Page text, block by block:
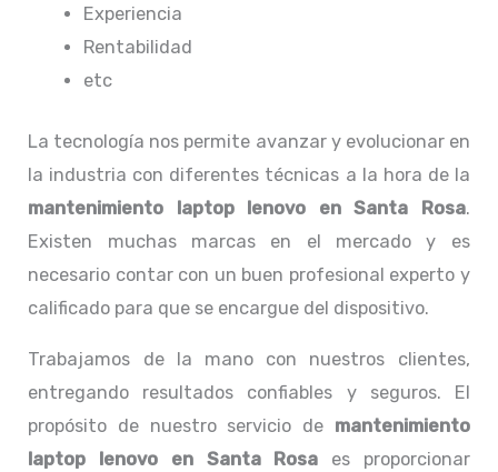
Experiencia
Rentabilidad
etc
La tecnología nos permite avanzar y evolucionar en
la industria con diferentes técnicas a la hora de la
mantenimiento laptop lenovo en Santa Rosa.
Existen muchas marcas en el mercado y es
necesario contar con un buen profesional experto y
calificado para que se encargue del dispositivo.
Trabajamos de la mano con nuestros clientes,
entregando resultados confiables y seguros. El
propósito de nuestro servicio de mantenimiento
laptop lenovo en Santa Rosa es proporcionar